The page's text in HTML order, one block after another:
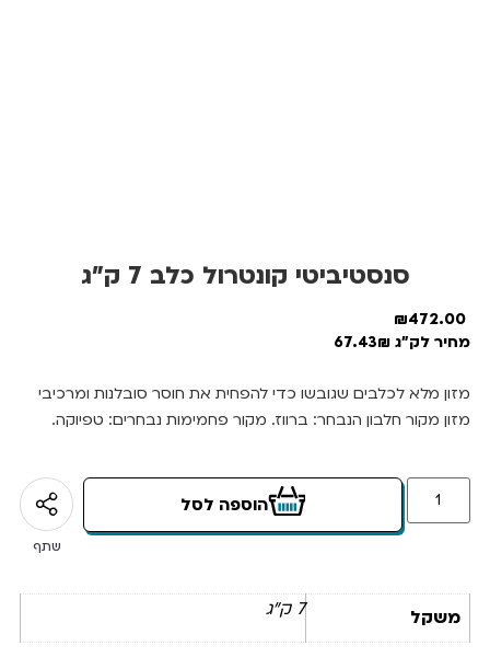
סנסטיביטי קונטרול כלב 7 ק”ג
472.00
₪
מחיר לק"ג 67.43₪
מזון מלא לכלבים שגובשו כדי להפחית את חוסר סובלנות ומרכיבי
מזון מקור חלבון הנבחר: ברווז. מקור פחמימות נבחרים: טפיוקה.
הוספה לסל
שתף
משקל 7 ק"ג